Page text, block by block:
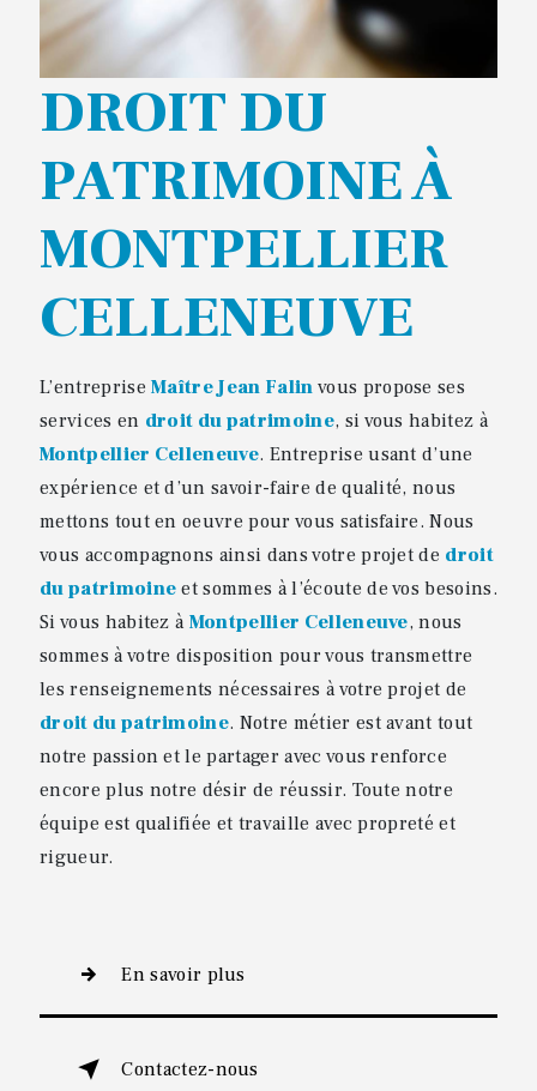
DROIT DU
PATRIMOINE À
MONTPELLIER
CELLENEUVE
L’entrepriseMaître Jean Falin vous propose ses
services en droit du patrimoine, si vous habitez à
Montpellier Celleneuve. Entreprise usant d’une
expérience et d’un savoir-faire de qualité, nous
mettons tout en oeuvre pour vous satisfaire. Nous
vous accompagnons ainsi dans votre projet de droit
du patrimoine et sommes à l’écoute de vos besoins.
Si vous habitez à Montpellier Celleneuve, nous
sommes à votre disposition pour vous transmettre
les renseignements nécessaires à votre projet de
droit du patrimoine. Notre métier est avant tout
notre passion et le partager avec vous renforce
encore plus notre désir de réussir. Toute notre
équipe est qualifiée et travaille avec propreté et
rigueur.
En savoir plus
Contactez-nous